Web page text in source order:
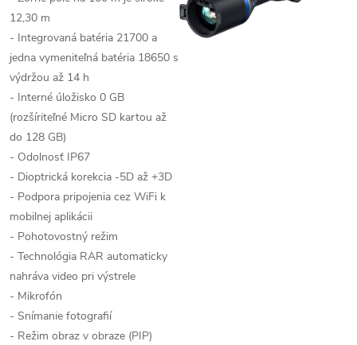
12,30 m
- Integrovaná batéria 21700 a
jedna vymeniteľná batéria 18650 s
výdržou až 14 h
- Interné úložisko 0 GB
(rozšíriteľné Micro SD kartou až
do 128 GB)
- Odolnosť IP67
- Dioptrická korekcia -5D až +3D
- Podpora pripojenia cez WiFi k
mobilnej aplikácii
- Pohotovostný režim
- Technológia RAR automaticky
nahráva video pri výstrele
- Mikrofón
- Snímanie fotografií
- Režim obraz v obraze (PIP)